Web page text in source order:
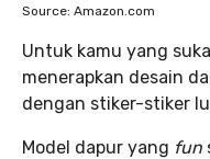
Source: Amazon.com
Untuk kamu yang
menerapkan desain
dengan stiker-stiker
Model dapur yang fun